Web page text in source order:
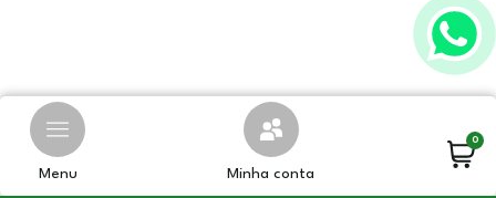
Menu Minha conta
0